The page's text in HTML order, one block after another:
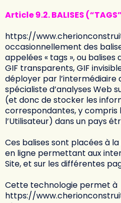
Article 9.2. BALISES
https://
occasionnellement des
appelées « tags », ou balises
GIF transparents, GIF
déployer par l’intermédiaire
spécialiste d’analyses Web
(et donc de stocker les
correspondantes, y compris
l’Utilisateur) dans un pays
Ces balises sont placées à
en ligne permettant aux
Site, et sur les différentes
Cette technologie permet à
https://